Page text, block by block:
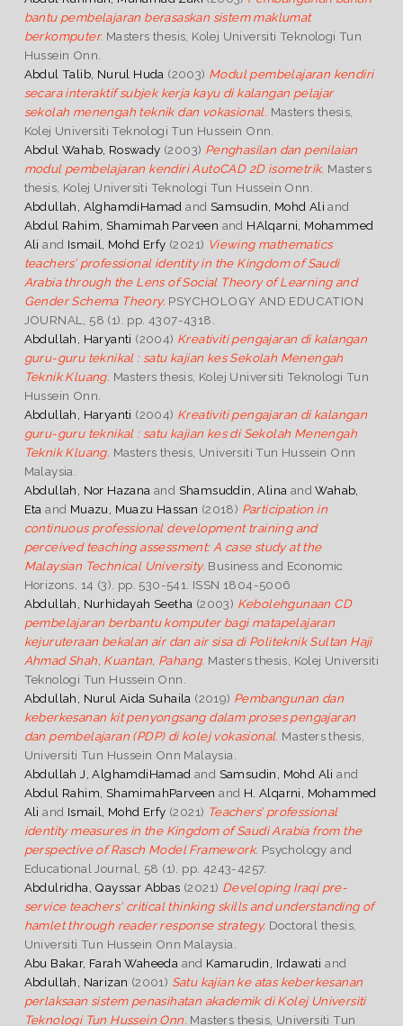
bantu pembelajaran berasaskan sistem maklumat
berkomputer. Masters thesis, Kolej Universiti Teknologi Tun
Hussein Onn.
Abdul Talib, Nurul Huda (2003) Modul pembelajaran kendiri
secara interaktif subjek kerja kayu di kalangan pelajar
sekolah menengah teknik dan vokasional. Masters thesis,
Kolej Universiti Teknologi Tun Hussein Onn.
Abdul Wahab, Roswady (2003) Penghasilan dan penilaian
modul pembelajaran kendiri AutoCAD 2D isometrik. Masters
thesis, Kolej Universiti Teknologi Tun Hussein Onn.
Abdullah, AlghamdiHamad and Samsudin, Mohd Ali and
Abdul Rahim, Shamimah Parveen and HAlqarni, Mohammed
Ali and Ismail, Mohd Erfy (2021) Viewing mathematics
teachers’ professional identity in the Kingdom of Saudi
Arabia through the Lens of Social Theory of Learning and
Gender Schema Theory. PSYCHOLOGY AND EDUCATION
JOURNAL, 58 (1). pp. 4307-4318.
Abdullah, Haryanti (2004) Kreativiti pengajaran di kalangan
guru-guru teknikal : satu kajian kes Sekolah Menengah
Teknik Kluang. Masters thesis, Kolej Universiti Teknologi Tun
Hussein Onn.
Abdullah, Haryanti (2004) Kreativiti pengajaran di kalangan
guru-guru teknikal : satu kajian kes di Sekolah Menengah
Teknik Kluang. Masters thesis, Universiti Tun Hussein Onn
Malaysia.
Abdullah, Nor Hazana and Shamsuddin, Alina andWahab,
Eta and Muazu, Muazu Hassan (2018) Participation in
continuous professional development training and
perceived teaching assessment: A case study at the
Malaysian Technical University. Business and Economic
Horizons, 14 (3). pp. 530-541. ISSN 1804-5006
Abdullah, Nurhidayah Seetha (2003) Kebolehgunaan CD
pembelajaran berbantu komputer bagi matapelajaran
kejuruteraan bekalan air dan air sisa di Politeknik Sultan Haji
Ahmad Shah, Kuantan, Pahang. Masters thesis, Kolej Universiti
Teknologi Tun Hussein Onn.
Abdullah, Nurul Aida Suhaila (2019) Pembangunan dan
keberkesanan kit penyongsang dalam proses pengajaran
dan pembelajaran (PDP) di kolej vokasional. Masters thesis,
Universiti Tun Hussein Onn Malaysia.
Abdullah J, AlghamdiHamad and Samsudin, Mohd Ali and
Abdul Rahim, ShamimahParveen and H. Alqarni, Mohammed
Ali and Ismail, Mohd Erfy (2021) Teachers’ professional
identity measures in the Kingdom of Saudi Arabia from the
perspective of Rasch Model Framework. Psychology and
Educational Journal, 58 (1). pp. 4243-4257.
Abdulridha, Qayssar Abbas (2021) Developing Iraqi pre-
service teachers' critical thinking skills and understanding of
hamlet through reader response strategy. Doctoral thesis,
Universiti Tun Hussein Onn Malaysia.
Abu Bakar, Farah Waheeda and Kamarudin, Irdawati and
Abdullah, Narizan (2001) Satu kajian ke atas keberkesanan
perlaksaan sistem penasihatan akademik di Kolej Universiti
Teknologi Tun Hussein Onn. Masters thesis, Universiti Tun